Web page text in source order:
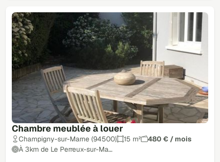
Chambre meublée à louer
Champigny-sur-Marne (94500) 15 m²
480 € / mois
À 3km de Le Perreux-sur-Ma…